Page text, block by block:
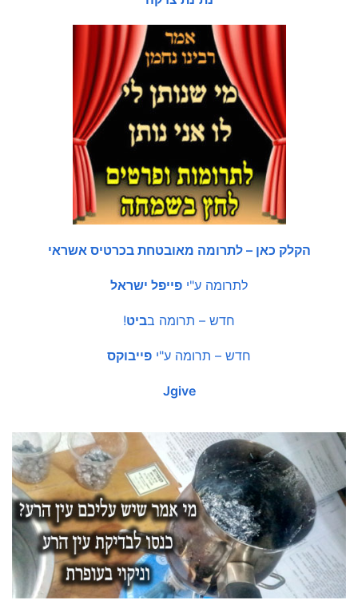
הקלק כאן – לתרומה מאובטחת בכרטיס אשראי
לתרומה ע"י פייפל ישראל
חדש – תרומה בביט!
חדש – תרומה ע"י פייבוקס
Jgive